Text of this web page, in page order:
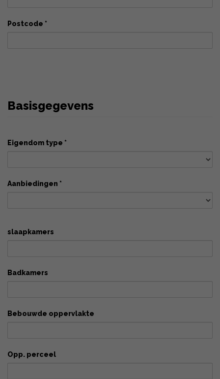
Postcode *
Basisgegevens
Eigendom type *
Aanbiedingen *
slaapkamers
Badkamers
Bebouwde oppervlakte
Opp. perceel